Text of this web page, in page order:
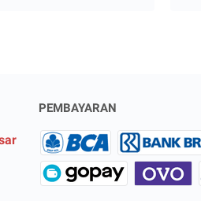
PEMBAYARAN